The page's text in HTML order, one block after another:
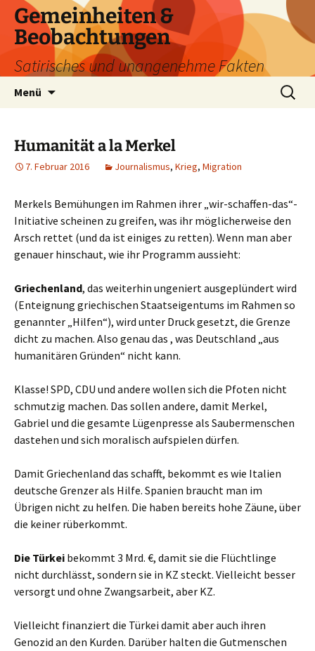
Zum
Inhalt
springen
Gemeinheiten &
Beobachtungen
Satirisches und unangenehme Fakten
Menü
Suchen
nach:
Humanität a la Merkel
7. Februar 2016 Journalismus, Krieg, Migration
Merkels Bemühungen im Rahmen ihrer „wir-schaffen-das“-
Initiative scheinen zu greifen, was ihr möglicherweise den
Arsch rettet (und da ist einiges zu retten). Wenn man aber
genauer hinschaut, wie ihr Programm aussieht:
Griechenland, das weiterhin ungeniert ausgeplündert wird
(Enteignung griechischen Staatseigentums im Rahmen so
genannter „Hilfen“), wird unter Druck gesetzt, die Grenze
dicht zu machen. Also genau das , was Deutschland „aus
humanitären Gründen“ nicht kann.
Klasse! SPD, CDU und andere wollen sich die Pfoten nicht
schmutzig machen. Das sollen andere, damit Merkel,
Gabriel und die gesamte Lügenpresse als Saubermenschen
dastehen und sich moralisch aufspielen dürfen.
Damit Griechenland das schafft, bekommt es wie Italien
deutsche Grenzer als Hilfe. Spanien braucht man im
Übrigen nicht zu helfen. Die haben bereits hohe Zäune, über
die keiner rüberkommt.
Die Türkei bekommt 3 Mrd. €, damit sie die Flüchtlinge
nicht durchlässt, sondern sie in KZ steckt. Vielleicht besser
versorgt und ohne Zwangsarbeit, aber KZ.
Vielleicht finanziert die Türkei damit aber auch ihren
Genozid an den Kurden. Darüber halten die Gutmenschen